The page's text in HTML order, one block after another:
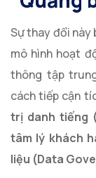
Sự thay đổi này
mô hình hoạt
thông tập
cách tiếp cận
trị danh tiếng
tâm lý khách
liệu (Data